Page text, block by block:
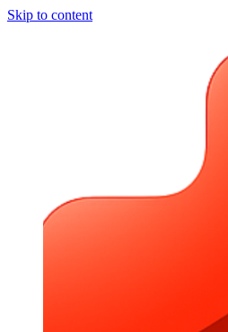
Skip to content